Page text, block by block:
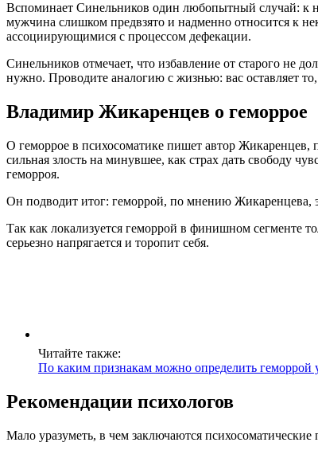
Вспоминает Синельников один любопытный случай: к
мужчина слишком предвзято и надменно относится к
ассоциирующимися с процессом дефекации.
Синельников отмечает, что избавление от старого не
нужно. Проводите аналогию с жизнью: вас оставляет
Владимир Жикаренцев о геморрое
О геморрое в психосоматике пишет автор Жикаренцев,
сильная злость на минувшее, как страх дать свободу
геморроя.
Он подводит итог: геморрой, по мнению Жикаренцева,
Так как локализуется геморрой в финишном сегменте
серьезно напрягается и торопит себя.
Читайте также:
По каким признакам можно определить геморрой
Рекомендации психологов
Мало уразуметь, в чем заключаются